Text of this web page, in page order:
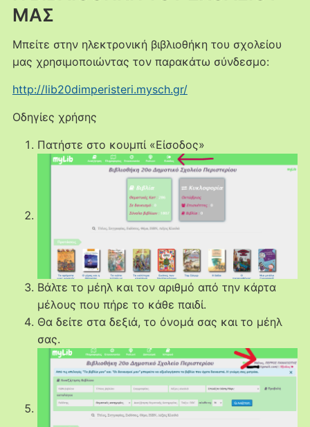
ΜΑΣ
Μπείτε στην ηλεκτρονική βιβλιοθήκη του σχολείου
μας χρησιμοποιώντας τον παρακάτω σύνδεσμο:
http://lib20dimperisteri.mysch.gr/
Οδηγίες χρήσης
Πατήστε στο κουμπί «Είσοδος»
Βάλτε το μέηλ και τον αριθμό από την κάρτα
μέλους που πήρε το κάθε παιδί.
Θα δείτε στα δεξιά, το όνομά σας και το μέηλ
σας.